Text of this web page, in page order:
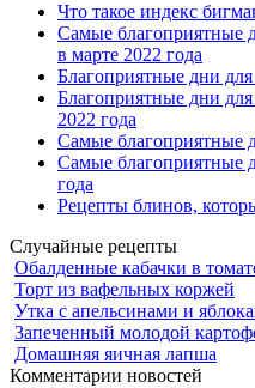
Что такое индекс
Самые благоприятные
в марте 2022 года
Благоприятные дни
Благоприятные дни
2022 года
Самые благоприятные
Самые благоприятные
года
Рецепты блинов,
Случайные рецепты
Обалденные кабачки в
Торт из вафельных коржей
Утка с апельсинами и
Запеченный молодой
Домашняя яичная лапша
Комментарии новостей